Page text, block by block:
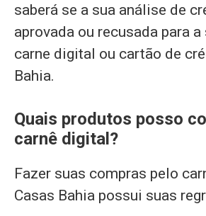
saberá se a sua análise de
aprovada ou recusada para
carne digital ou cartão de
Bahia.
Quais produtos posso
carnê digital?
Fazer suas compras pelo
Casas Bahia possui suas